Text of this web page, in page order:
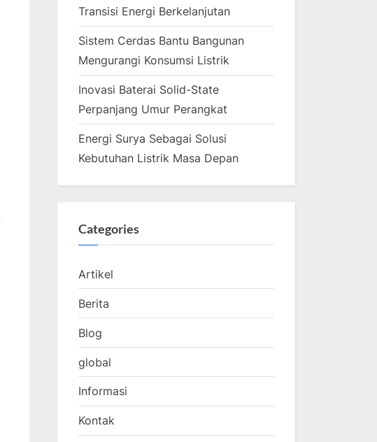
Transisi Energi Berkelanjutan
Sistem Cerdas Bantu Bangunan
Mengurangi Konsumsi Listrik
Inovasi Baterai Solid-State
Perpanjang Umur Perangkat
Energi Surya Sebagai Solusi
Kebutuhan Listrik Masa Depan
Categories
Artikel
Berita
Blog
global
Informasi
Kontak